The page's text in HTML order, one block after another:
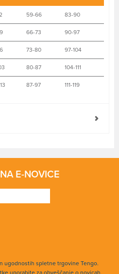
59-66 83-90
66-73 90-97
73-80 97-104
80-87 104-111
87-97 111-119
E-NOVICE
ugodnostih spletne trgovine Tengo.
uporabite za obveščanje o novicah,